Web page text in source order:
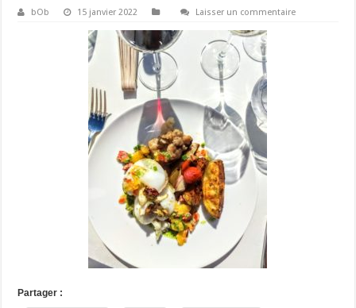
bOb 15 janvier 2022 Laisser un commentaire
Partager :